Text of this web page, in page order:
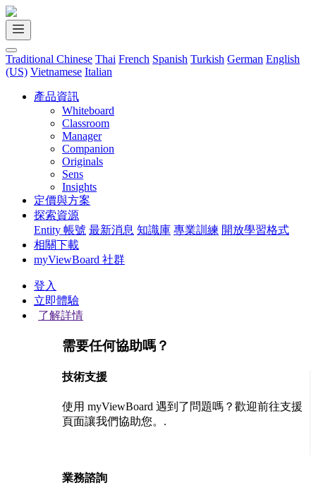
Traditional Chinese Thai French Spanish Turkish German English
(US) Vietnamese Italian
產品資訊
Whiteboard
Classroom
Manager
Companion
Originals
Sens
Insights
定價與方案
探索資源
Entity 帳號 最新消息 知識庫 專業訓練 開放學習格式
相關下載
myViewBoard 社群
登入
立即體驗
了解詳情
需要任何協助嗎？
技術支援
使用 myViewBoard 遇到了問題嗎？歡迎前往支援
頁面讓我們協助您。.
業務諮詢